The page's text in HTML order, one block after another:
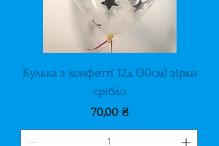
Кулька з конфетті 12д (30см) зірки
срібло
Ціна
70,00 ₴